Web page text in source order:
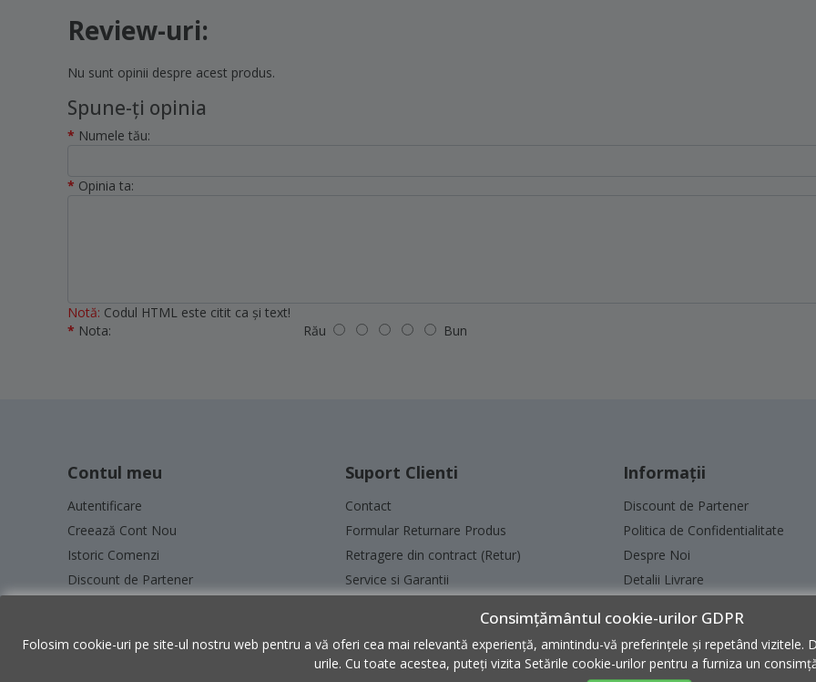
Review-uri:
Nu sunt opinii despre acest produs.
Spune-ţi opinia
Numele tău:
Opinia ta:
Notă: Codul HTML este citit ca şi text!
Nota:
Rău Bun
Contul meu
Autentificare
Creează Cont Nou
Istoric Comenzi
Discount de Partener
Suport Clienti
Contact
Formular Returnare Produs
Retragere din contract (Retur)
Service si Garantii
Informaţii
Discount de Partener
Politica de Confidentialitate
Despre Noi
Detalii Livrare
Politica de Retur
Metode de Plata
Politica de utilizare Cookie-uri
Consimțământul cookie-urilor GDPR
Folosim cookie-uri pe site-ul nostru web pentru a vă oferi cea mai relevantă experiență, amintindu-vă preferințele și repetând vizitele.
urile. Cu toate acestea, puteți vizita Setările cookie-urilor pentru a furniza un